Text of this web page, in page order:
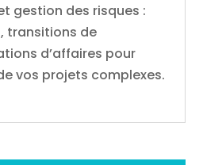
gestion des risques :
transitions de
d’affaires pour
vos projets complexes.